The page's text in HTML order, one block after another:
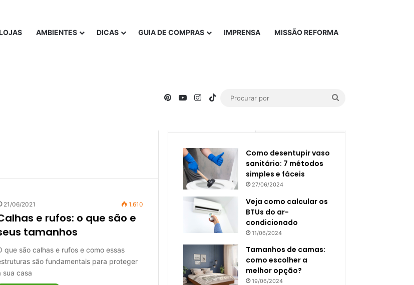
AMBIENTES DICAS GUIA DE COMPRAS IMPRENSA MISSÃO REFORMA
PinterestYouTubeInstagram
TikTok
21/06/2021 1.610
e rufos: o que são e
tamanhos
que são calhas e rufos e como essas
são fundamentais para proteger
sua casa
Como desentupir vaso
sanitário: 7 métodos
simples e fáceis
27/06/2024
Veja como calcular os
BTUs do ar-
condicionado
11/06/2024
Tamanhos de camas:
como escolher a
melhor opção?
19/06/2024